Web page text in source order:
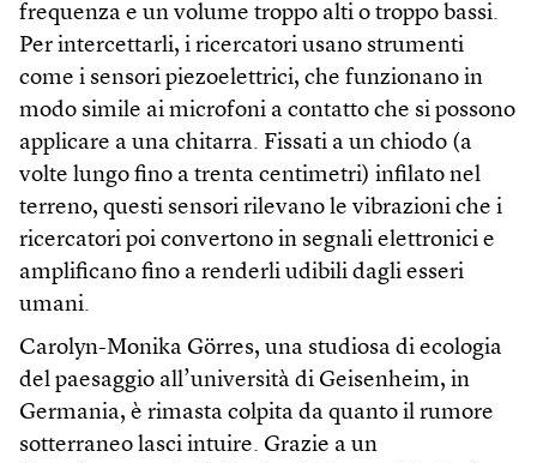
frequenza e un volume troppo alti o troppo bassi.
Per intercettarli, i ricercatori usano strumenti
come i sensori piezoelettrici, che funzionano in
modo simile ai microfoni a contatto che si possono
applicare a una chitarra. Fissati a un chiodo (a
volte lungo fino a trenta centimetri) infilato nel
terreno, questi sensori rilevano le vibrazioni che i
ricercatori poi convertono in segnali elettronici e
amplificano fino a renderli udibili dagli esseri
umani.
Carolyn-Monika Görres, una studiosa di ecologia
del paesaggio all’università di Geisenheim, in
Germania, è rimasta colpita da quanto il rumore
sotterraneo lasci intuire. Grazie a un